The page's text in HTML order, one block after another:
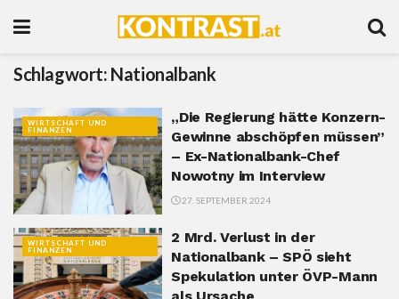
Schlagwort: Nationalbank
WIRTSCHAFT UND
FINANZEN
„Die Regierung hätte Konzern-
Gewinne abschöpfen müssen”
– Ex-Nationalbank-Chef
Nowotny im Interview
27. SEPTEMBER 2024
WIRTSCHAFT UND
FINANZEN
2 Mrd. Verlust in der
Nationalbank – SPÖ sieht
Spekulation unter ÖVP-Mann
als Ursache